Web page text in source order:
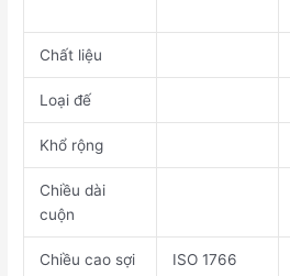
Chất liệu
Loại đế
Khổ rộng
Chiều dài
cuộn
Chiều cao sợi ISO 1766